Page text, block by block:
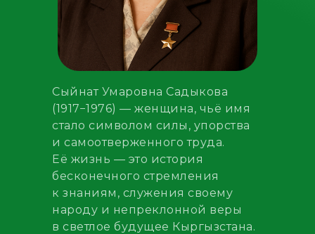
Сыйнат Умаровна Садыкова
(1917−1976) — женщина, чьё имя
стало символом силы, упорства
и самоотверженного труда.
Её жизнь — это история
бесконечного стремления
к знаниям, служения своему
народу и непреклонной веры
в светлое будущее Кыргызстана.